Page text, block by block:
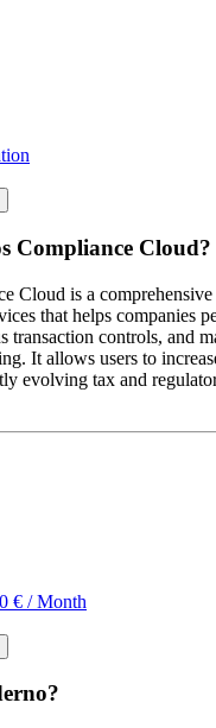
Compliance Cloud?
Cloud is a
that helps companies
transaction controls, and
It allows users to
evolving tax and
€ / Month